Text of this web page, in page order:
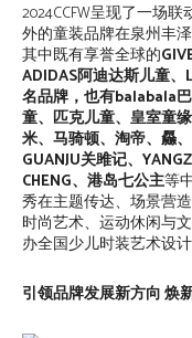
2024CCFW呈现了一场
外的童装品牌在泉州丰
其中既有享誉全球的
ADIDAS阿迪达斯儿童
名品牌，也有balabala
童、匹克儿童、皇室童
米、马骑顿、淘帝、厵
GUANJU关雎记、
CHENG、港岛七公主等
秀在主题传达、场景营
时尚艺术、运动休闲与
办全国少儿时装艺术设
引领品牌发展新方向 焕